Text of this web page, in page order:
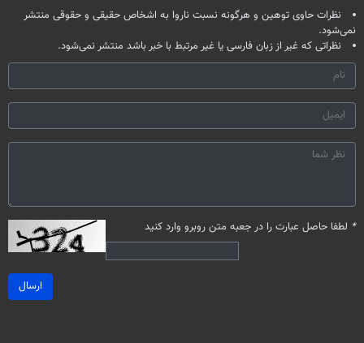
نظرات حاوی توهین و هرگونه نسبت ناروا به اشخاص حقیقی و حقوقی منتشر
نمی‌شود.
نظراتی که غیر از زبان فارسی یا غیر مرتبط با خبر باشد منتشر نمی‌شود.
* لطفا حاصل عبارت را در جعبه متن روبرو وارد کنید
ارسال